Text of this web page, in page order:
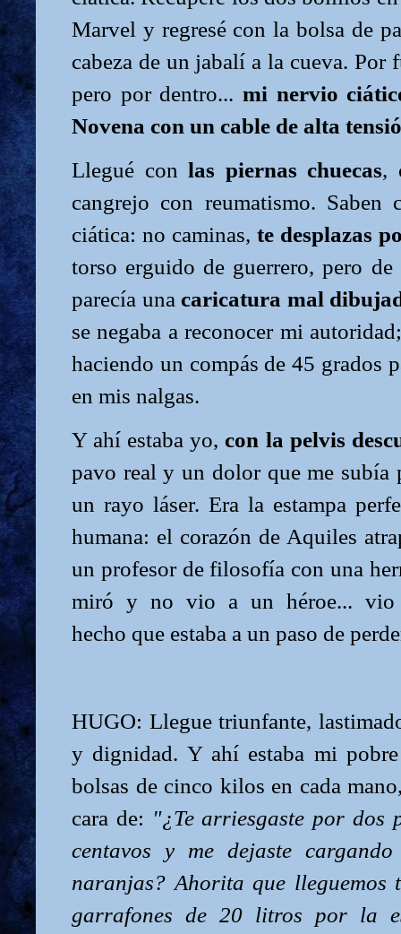
Marvel y regresé con la bolsa de
cabeza de un jabalí a la cueva. Por
pero por dentro... mi nervio
Novena con un cable de alta
Llegué conlas piernas chuecas,
cangrejo con reumatismo.
ciática: no caminas, te desplazas
torso erguido de guerrero, pero
parecía unacaricatura mal
se negaba a reconocer mi
haciendo un compás de 45 grados
en mis nalgas.
Y ahí estaba yo,con la pelvis
pavo real y un dolor que me subía
un rayo láser. Era la estampa
humana: el corazón de Aquiles
un profesor de filosofía con una
miró y no vio a un héroe... vio
hecho que estaba a un paso de
HUGO: Llegue triunfante,
y dignidad. Y ahí estaba mi
bolsas de cinco kilos en cada
cara de: "¿Te arriesgaste por dos
centavos y me dejaste
naranjas? Ahorita que lleguemos
garrafones de 20 litros por la